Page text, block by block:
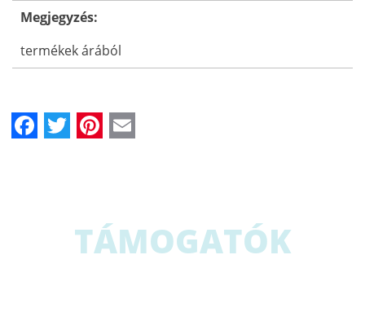
Megjegyzés:
termékek árából
Facebook
TwitterPinterest
TÁMOGATÓK